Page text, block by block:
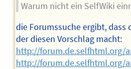
Warum nicht ein SelfWiki
die Forumssuche ergibt, dass
der diesen Vorschlag macht:
http://forum.de.selfhtml.org/
http://forum.de.selfhtml.org/